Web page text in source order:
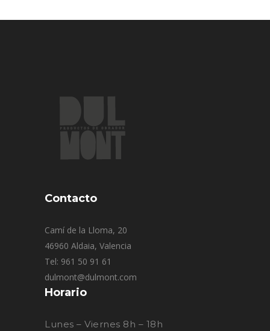
Contacto
Camí de la Lloma, 20
46960 Aldaia, Valencia
Tel: 961 50 91 61
dulmont@dulmont.com
Horario
Lunes – Viernes 8h – 18h